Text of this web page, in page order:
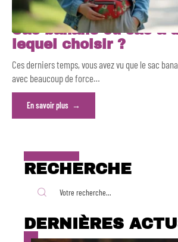
Sac banane ou sac à
lequel choisir ?
Ces derniers temps, vous avez vu que le sac
avec beaucoup de force…
En savoir plus
RECHERCHE
DERNIÈRES